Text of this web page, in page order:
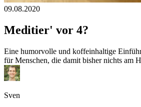
09.08.2020
Meditier' vor 4?
Eine humorvolle und koffeinhaltige
für Menschen, die damit bisher nichts am
Sven